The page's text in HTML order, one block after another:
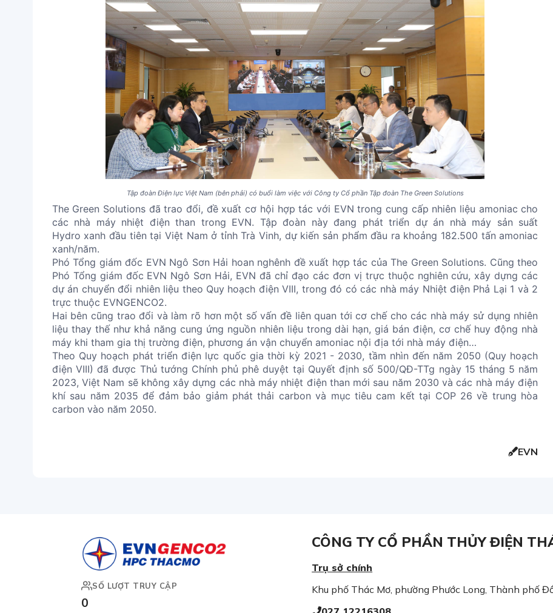
Tập đoàn Điện lực Việt Nam (bên phải) có buổi làm việc với Công ty Cổ phần Tập đoàn The Green Solutions
The Green Solutions đã trao đổi, đề xuất cơ hội hợp tác với EVN trong cung cấp nhiên liệu amoniac cho
các nhà máy nhiệt điện than trong EVN. Tập đoàn này đang phát triển dự án nhà máy sản suất
Hydro xanh đầu tiên tại Việt Nam ở tỉnh Trà Vinh, dự kiến sản phẩm đầu ra khoảng 182.500 tấn amoniac
xanh/năm.
Phó Tổng giám đốc EVN Ngô Sơn Hải hoan nghênh đề xuất hợp tác của The Green Solutions. Cũng theo
Phó Tổng giám đốc EVN Ngô Sơn Hải, EVN đã chỉ đạo các đơn vị trực thuộc nghiên cứu, xây dựng các
dự án chuyển đổi nhiên liệu theo Quy hoạch điện VIII, trong đó có các nhà máy Nhiệt điện Phả Lại 1 và 2
trực thuộc EVNGENCO2.
Hai bên cũng trao đổi và làm rõ hơn một số vấn đề liên quan tới cơ chế cho các nhà máy sử dụng nhiên
liệu thay thế như khả năng cung ứng nguồn nhiên liệu trong dài hạn, giá bán điện, cơ chế huy động nhà
máy khi tham gia thị trường điện, phương án vận chuyển amoniac nội địa tới nhà máy điện…
Theo Quy hoạch phát triển điện lực quốc gia thời kỳ 2021 - 2030, tầm nhìn đến năm 2050 (Quy hoạch
điện VIII) đã được Thủ tướng Chính phủ phê duyệt tại Quyết định số 500/QĐ-TTg ngày 15 tháng 5 năm
2023, Việt Nam sẽ không xây dựng các nhà máy nhiệt điện than mới sau năm 2030 và các nhà máy điện
khí sau năm 2035 để đảm bảo giảm phát thải carbon và mục tiêu cam kết tại COP 26 về trung hòa
carbon vào năm 2050.
EVN
SỐ LƯỢT TRUY CẬP
0
CÔNG TY CỔ PHẦN THỦY ĐIỆN
Trụ sở chính
Khu phố Thác Mơ, phường Phước Long, Thành phố